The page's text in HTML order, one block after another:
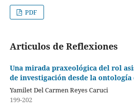
PDF
Articulos de Reflexiones
Una mirada praxeológica del rol
de investigación desde la
Yamilet Del Carmen Reyes Caruci
199-202